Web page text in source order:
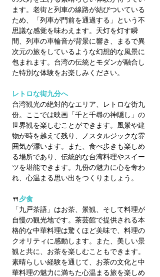
ます。老街と列車の線路が結びついている
ため、「列車が門前を通過する」という不
思議な感覚を味わえます。天灯を灯す瞬
間、列車の車輪音が背景に響き、まるで異
次元の旅をしているような幻想的な風景に
包まれます。台湾の伝統とモダンが融合し
た特別な体験をお楽しみください。
レトロな街九分へ
台湾観光の絶対的なエリア、レトロな街九
份。ここでは映画「千と千尋の神隠し」の
世界観を楽しむことができます。風景や建
物が時を越えて残り、ノスタルジックな雰
囲気が漂います。また、食べ歩きも楽しめ
る場所であり、伝統的な台湾料理やスイー
ツを堪能できます。九份の魅力に心を奪わ
れ、心温まる思い出をつくりましょう。
🍴夕食
「九戸茶語」はお茶、景観、そして料理が
自慢の観光地です。茶芸館で提供される本
格的な中華料理は驚くほど美味で、料理の
クオリティに感動します。また、美しい景
観と共に、お茶を楽しむこともできます。
素晴らしい経験を通じて、お茶の文化と中
華料理の魅力に満ちた心温まる旅を楽しめ